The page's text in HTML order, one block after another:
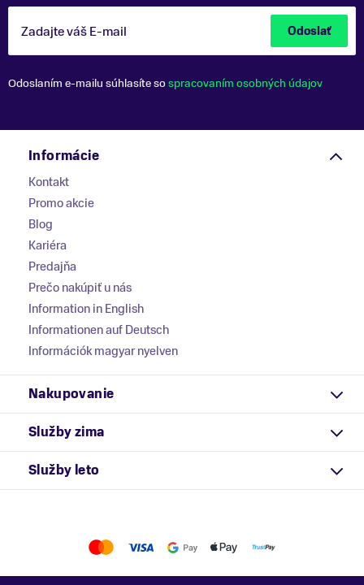
Zadajte váš E-mail Odoslať
Odoslaním e-mailu súhlasíte sospracovaním osobných údajov
Informácie
Kontakt
Promo akcie
Blog
Kariéra
Predajňa
Prečo nakúpiť u nás
Information in English
Informationen auf Deutsch
Információk magyar nyelven
Nakupovanie
Služby zima
Služby leto